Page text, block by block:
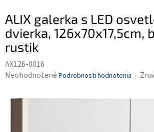
ALIX galerka s LED
dvierka, 126x70x17,5cm,
rustik
AX126-0016
Priemerné
produktu
Neohodnotené Podrobnosti hodnotenia